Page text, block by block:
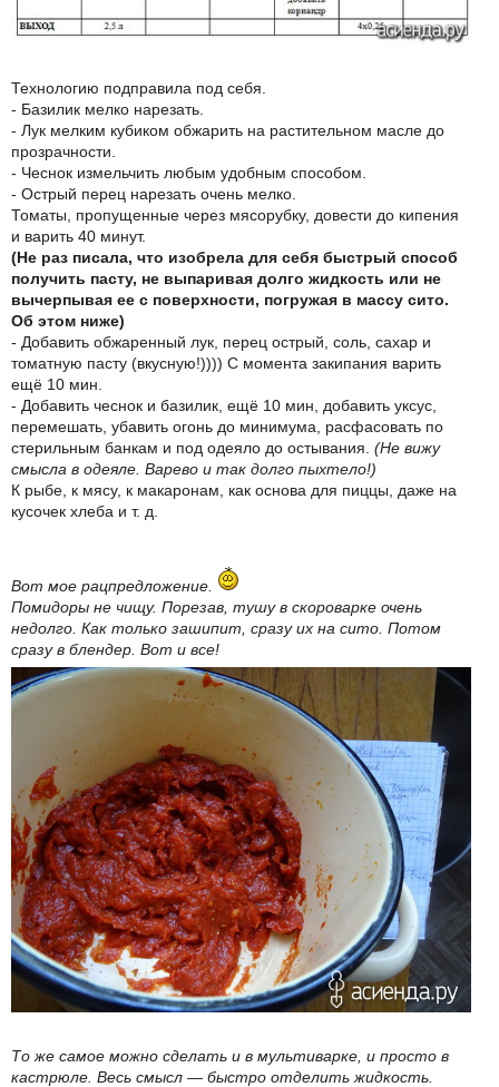
Технологию подправила под себя.
- Базилик мелко нарезать.
- Лук мелким кубиком обжарить на растительном масле до
прозрачности.
- Чеснок измельчить любым удобным способом.
- Острый перец нарезать очень мелко.
Томаты, пропущенные через мясорубку, довести до кипения
и варить 40 минут.
(Не раз писала, что изобрела для себя быстрый способ
получить пасту, не выпаривая долго жидкость или не
вычерпывая ее с поверхности, погружая в массу сито.
Об этом ниже)
- Добавить обжаренный лук, перец острый, соль, сахар и
томатную пасту (вкусную!)))) С момента закипания варить
ещё 10 мин.
- Добавить чеснок и базилик, ещё 10 мин, добавить уксус,
перемешать, убавить огонь до минимума, расфасовать по
стерильным банкам и под одеяло до остывания. (Не вижу
смысла в одеяле. Варево и так долго пыхтело!)
К рыбе, к мясу, к макаронам, как основа для пиццы, даже на
кусочек хлеба и т. д.
Вот мое рацпредложение.
Помидоры не чищу. Порезав, тушу в скороварке очень
недолго. Как только зашипит, сразу их на сито. Потом
сразу в блендер. Вот и все!
То же самое можно сделать и в мультиварке, и просто в
кастрюле. Весь смысл — быстро отделить жидкость.